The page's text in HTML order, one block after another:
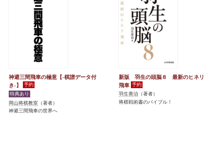
神避三間飛車の極意【-棋譜データ付
き-】
岡山将棋教室 （著者）
神避三間飛車の世界へ
新版 羽生の頭脳８ 最新のヒネリ
飛車
羽生善治 （著者）
将棋戦術書のバイブル！